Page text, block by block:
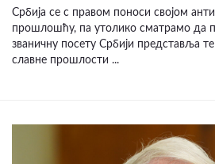
Србија се с правом поноси својом
прошлошћу, па утолико сматрамо да
званичну посету Србији представља
славне прошлости ...